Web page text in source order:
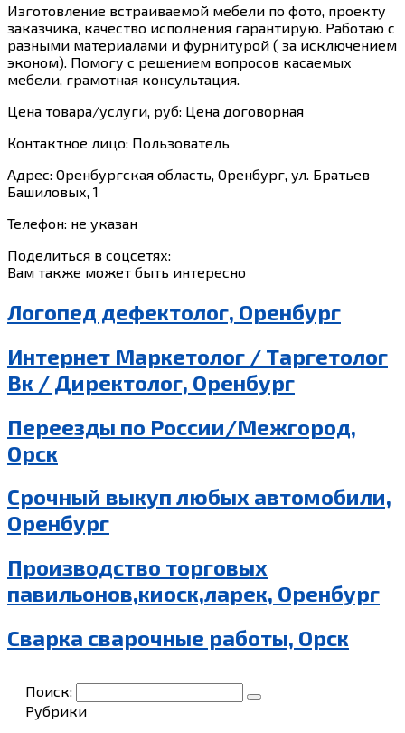
Изготовление встраиваемой мебели по фото, проекту
заказчика, качество исполнения гарантирую. Работаю с
разными материалами и фурнитурой ( за исключением
эконом). Помогу с решением вопросов касаемых
мебели, грамотная консультация.
Цена товара/услуги, руб: Цена договорная
Контактное лицо: Пользователь
Адрес: Оренбургская область, Оренбург, ул. Братьев
Башиловых, 1
Телефон: не указан
Поделиться в соцсетях:
Вам также может быть интересно
Логопед дефектолог, Оренбург
Интернет Маркетолог / Таргетолог
Вк / Директолог, Оренбург
Переезды по России/Межгород,
Орск
Срочный выкуп любых автомобили,
Оренбург
Производство торговых
павильонов,киоск,ларек, Оренбург
Сварка сварочные работы, Орск
Поиск:
Рубрики